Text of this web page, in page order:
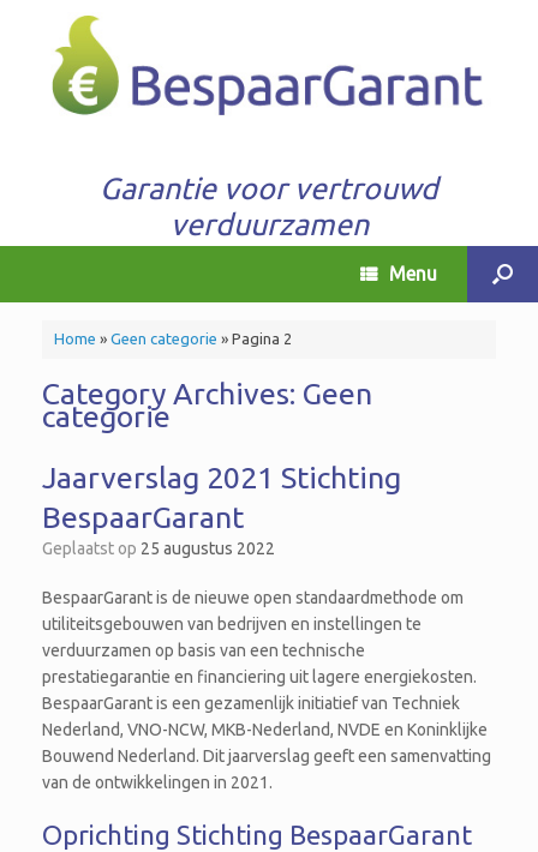
Garantie voor vertrouwd
verduurzamen
Menu
Home » Geen categorie » Pagina 2
Category Archives: Geen
categorie
Jaarverslag 2021 Stichting
BespaarGarant
Geplaatst op 25 augustus 2022
BespaarGarant is de nieuwe open standaardmethode om
utiliteitsgebouwen van bedrijven en instellingen te
verduurzamen op basis van een technische
prestatiegarantie en financiering uit lagere energiekosten.
BespaarGarant is een gezamenlijk initiatief van Techniek
Nederland, VNO-NCW, MKB-Nederland, NVDE en Koninklijke
Bouwend Nederland. Dit jaarverslag geeft een samenvatting
van de ontwikkelingen in 2021.
Oprichting Stichting BespaarGarant